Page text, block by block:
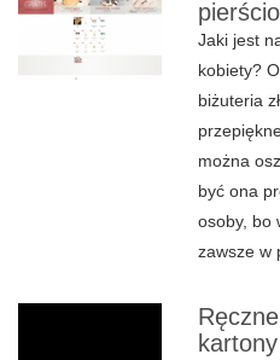
Jaki jest
kobiety?
biżuteria
można
być ona
osoby, bo
zawsze w
kartony